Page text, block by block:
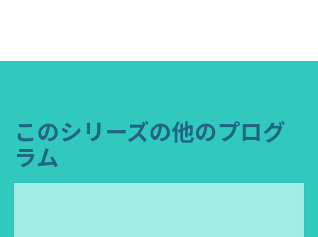
このシリーズの他のプログ
ラム